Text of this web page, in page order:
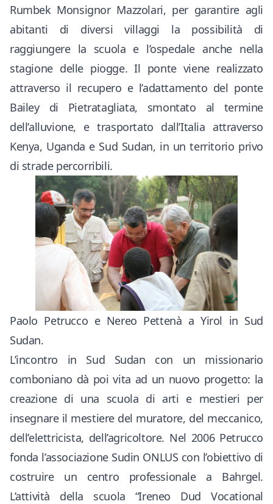
Rumbek Monsignor Mazzolari, per garantire agli
abitanti di diversi villaggi la possibilità di
raggiungere la scuola e l’ospedale anche nella
stagione delle piogge. Il ponte viene realizzato
attraverso il recupero e l’adattamento del ponte
Bailey di Pietratagliata, smontato al termine
dell’alluvione, e trasportato dall’Italia attraverso
Kenya, Uganda e Sud Sudan, in un territorio privo
di strade percorribili.
Paolo Petrucco e Nereo Pettenà a Yirol in Sud
Sudan.
L’incontro in Sud Sudan con un missionario
comboniano dà poi vita ad un nuovo progetto: la
creazione di una scuola di arti e mestieri per
insegnare il mestiere del muratore, del meccanico,
dell’elettricista, dell’agricoltore. Nel 2006 Petrucco
fonda l’associazione Sudin ONLUS con l’obiettivo di
costruire un centro professionale a Bahrgel.
L’attività della scuola “Ireneo Dud Vocational